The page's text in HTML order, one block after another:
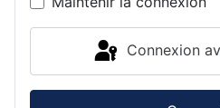
Connexion